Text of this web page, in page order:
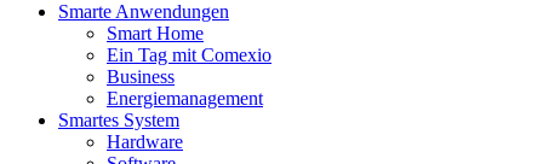
Smarte Anwendungen
Smart Home
Ein Tag mit Comexio
Business
Energiemanagement
Smartes System
Hardware